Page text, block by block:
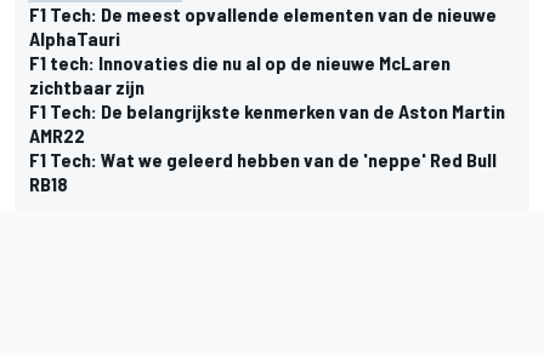
F1 Tech: De meest opvallende elementen van de nieuwe
AlphaTauri
F1 tech: Innovaties die nu al op de nieuwe McLaren
zichtbaar zijn
F1 Tech: De belangrijkste kenmerken van de Aston Martin
AMR22
F1 Tech: Wat we geleerd hebben van de 'neppe' Red Bull
RB18